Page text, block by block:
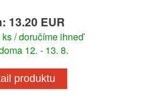
13.20 EUR
/ doručíme ihneď
12. - 13. 8.
produktu